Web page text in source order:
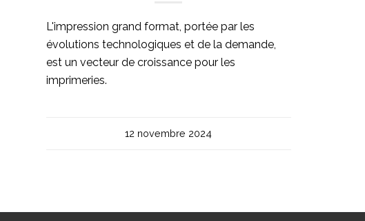
L'impression grand format, portée par les
évolutions technologiques et de la demande,
est un vecteur de croissance pour les
imprimeries.
12 novembre 2024